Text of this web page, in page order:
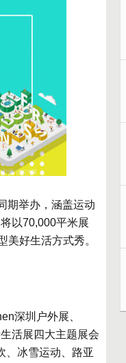
期举办，涵盖运动
以70,000平米展
好生活方式秀。
深圳户外展、
活展四大主题展会
、冰雪运动、路亚